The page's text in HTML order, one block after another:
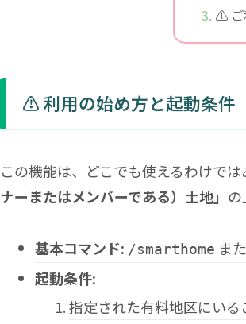
⚠️ ご
⚠️ 利用の始め方と起動条件
この機能は、どこでも使えるわけでは
ナーまたはメンバーである）土地」
基本コマンド: /smarthome ま
起動条件:
指定された有料地区にいる